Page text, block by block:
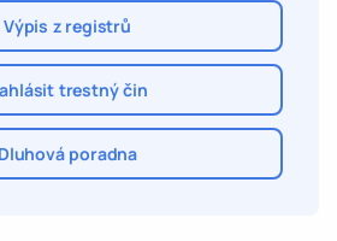
Výpis z registrů
trestný čin
Dluhová poradna